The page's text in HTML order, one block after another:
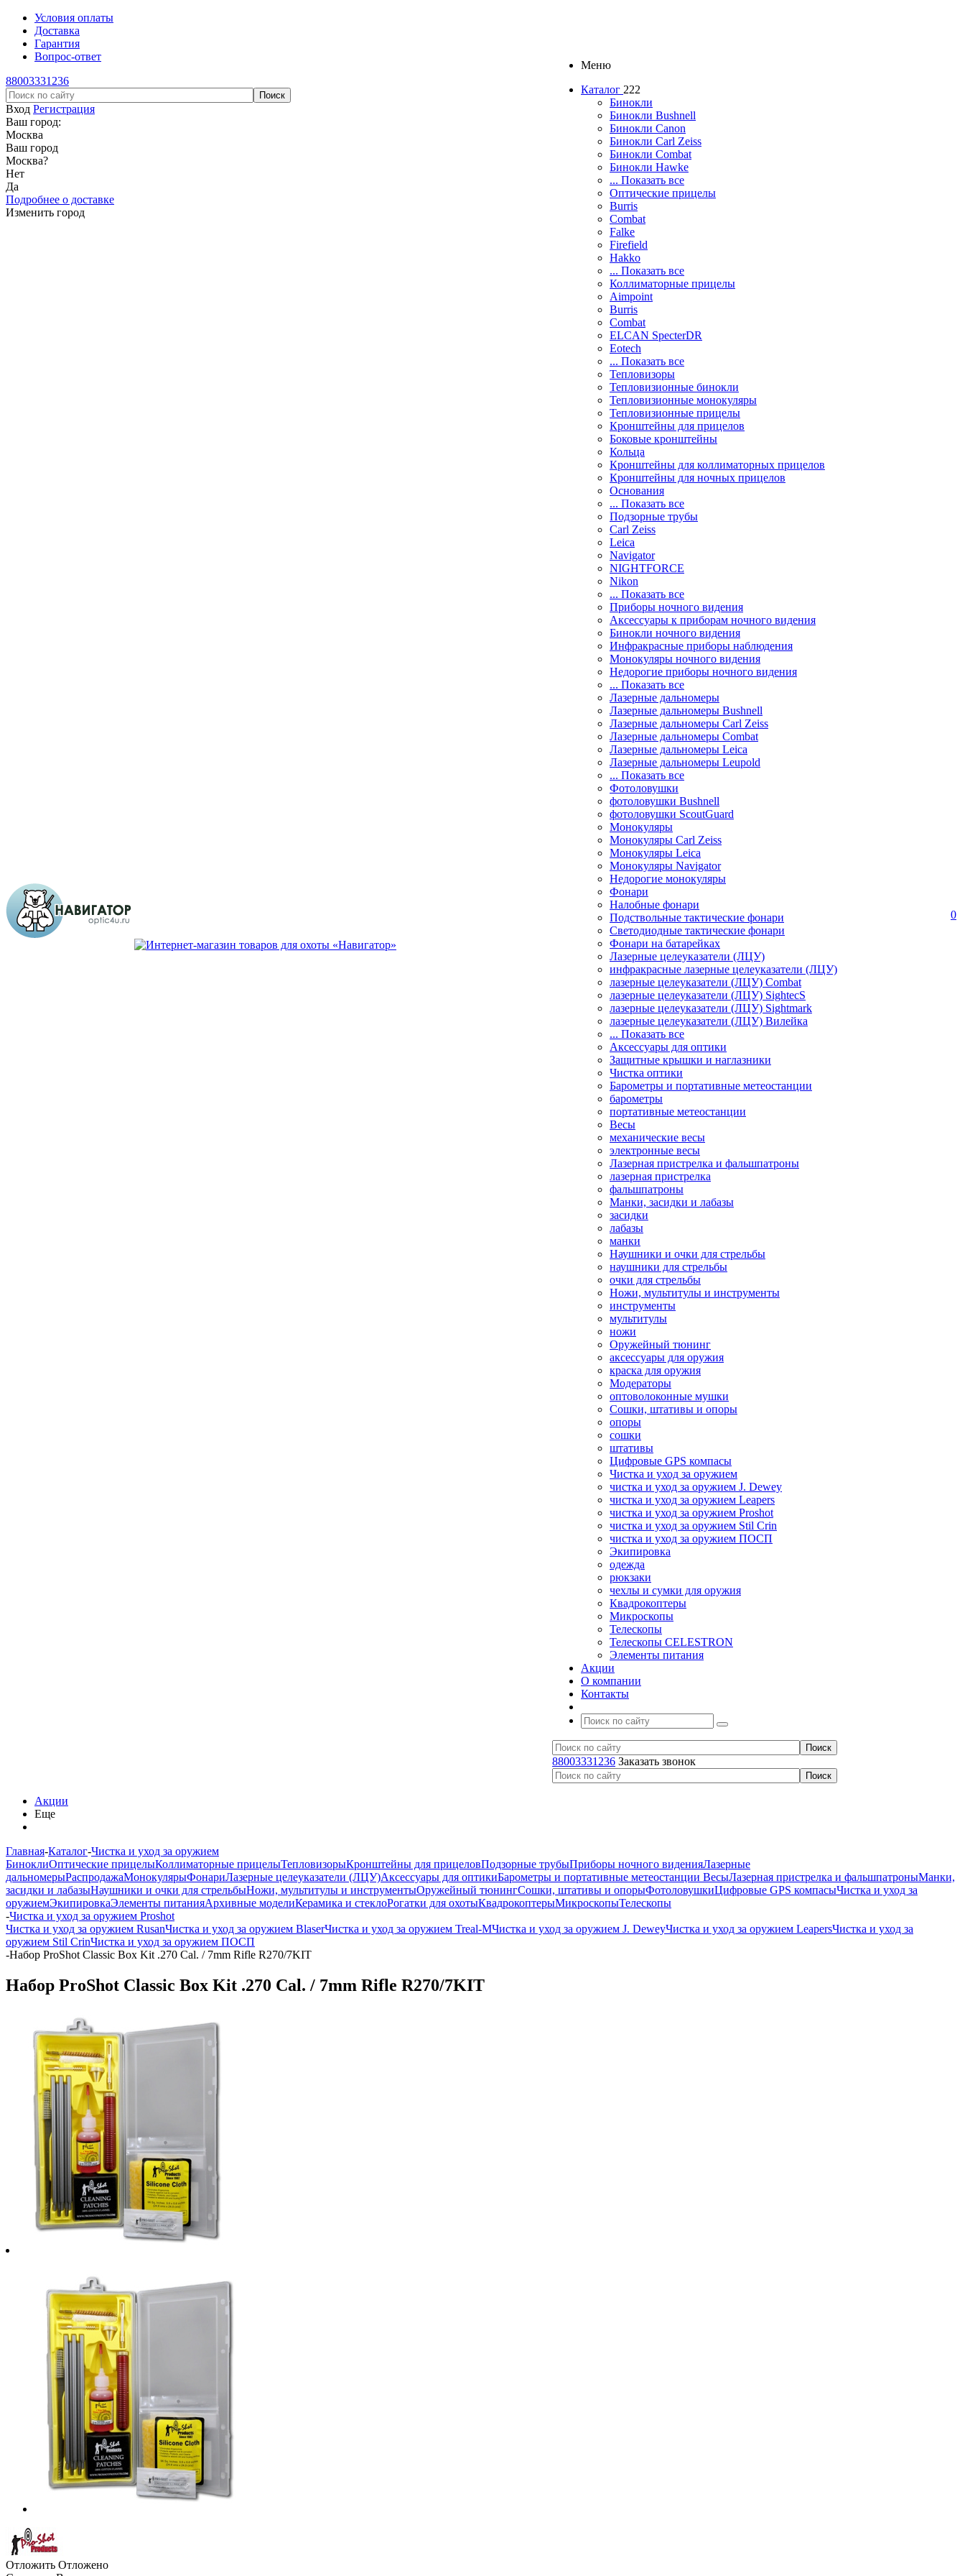
Условия оплаты
Доставка
Гарантия
Вопрос-ответ
88003331236
Вход Регистрация
Ваш город:
Москва
Ваш город
Москва?
Нет
Да
Подробнее о доставке
Изменить город
Меню
Каталог 222
Бинокли
Бинокли Bushnell
Бинокли Canon
Бинокли Carl Zeiss
Бинокли Combat
Бинокли Hawke
... Показать все
Оптические прицелы
Burris
Combat
Falke
Firefield
Hakko
... Показать все
Коллиматорные прицелы
Aimpoint
Burris
Combat
ELCAN SpecterDR
Eotech
... Показать все
Тепловизоры
Тепловизионные бинокли
Тепловизионные монокуляры
Тепловизионные прицелы
Кронштейны для прицелов
Боковые кронштейны
Кольца
Кронштейны для коллиматорных прицелов
Кронштейны для ночных прицелов
Основания
... Показать все
Подзорные трубы
Carl Zeiss
Leica
Navigator
NIGHTFORCE
Nikon
... Показать все
Приборы ночного видения
Аксессуары к приборам ночного видения
Бинокли ночного видения
Инфракрасные приборы наблюдения
Монокуляры ночного видения
Недорогие приборы ночного видения
... Показать все
Лазерные дальномеры
Лазерные дальномеры Bushnell
Лазерные дальномеры Carl Zeiss
Лазерные дальномеры Combat
Лазерные дальномеры Leica
Лазерные дальномеры Leupold
... Показать все
Фотоловушки
фотоловушки Bushnell
фотоловушки ScoutGuard
Монокуляры
Монокуляры Carl Zeiss
Монокуляры Leica
Монокуляры Navigator
Недорогие монокуляры
Фонари
Налобные фонари
Подствольные тактические фонари
Светодиодные тактические фонари
Фонари на батарейках
Лазерные целеуказатели (ЛЦУ)
инфракрасные лазерные целеуказатели (ЛЦУ)
лазерные целеуказатели (ЛЦУ) Combat
лазерные целеуказатели (ЛЦУ) SightecS
лазерные целеуказатели (ЛЦУ) Sightmark
лазерные целеуказатели (ЛЦУ) Вилейка
... Показать все
Аксессуары для оптики
Защитные крышки и наглазники
Чистка оптики
Барометры и портативные метеостанции
барометры
портативные метеостанции
Весы
механические весы
электронные весы
Лазерная пристрелка и фальшпатроны
лазерная пристрелка
фальшпатроны
Манки, засидки и лабазы
засидки
лабазы
манки
Наушники и очки для стрельбы
наушники для стрельбы
очки для стрельбы
Ножи, мультитулы и инструменты
инструменты
мультитулы
ножи
Оружейный тюнинг
аксессуары для оружия
краска для оружия
Модераторы
оптоволоконные мушки
Сошки, штативы и опоры
опоры
сошки
штативы
Цифровые GPS компасы
Чистка и уход за оружием
чистка и уход за оружием J. Dewey
чистка и уход за оружием Leapers
чистка и уход за оружием Proshot
чистка и уход за оружием Stil Crin
чистка и уход за оружием ПОСП
Экипировка
одежда
рюкзаки
чехлы и сумки для оружия
Квадрокоптеры
Микроскопы
Телескопы
Телескопы CELESTRON
Элементы питания
Акции
О компании
Контакты
88003331236 Заказать звонок
0
Акции
Еще
Главная-Каталог-Чистка и уход за оружием
БиноклиОптические прицелыКоллиматорные прицелыТепловизорыКронштейны для прицеловПодзорные трубыПриборы ночного виденияЛазерные
дальномерыРаспродажаМонокулярыФонариЛазерные целеуказатели (ЛЦУ)Аксессуары для оптикиБарометры и портативные метеостанции ВесыЛазерная пристрелка и фальшпатроныМанки,
засидки и лабазыНаушники и очки для стрельбыНожи, мультитулы и инструментыОружейный тюнингСошки, штативы и опорыФотоловушкиЦифровые GPS компасыЧистка и уход за
оружиемЭкипировкаЭлементы питанияАрхивные моделиКерамика и стеклоРогатки для охотыКвадрокоптерыМикроскопыТелескопы
-Чистка и уход за оружием Proshot
Чистка и уход за оружием RusanЧистка и уход за оружием BlaserЧистка и уход за оружием Treal-MЧистка и уход за оружием J. DeweyЧистка и уход за оружием LeapersЧистка и уход за
оружием Stil CrinЧистка и уход за оружием ПОСП
-Набор ProShot Classic Box Kit .270 Cal. / 7mm Rifle R270/7KIT
Набор ProShot Classic Box Kit .270 Cal. / 7mm Rifle R270/7KIT
Отложить Отложено